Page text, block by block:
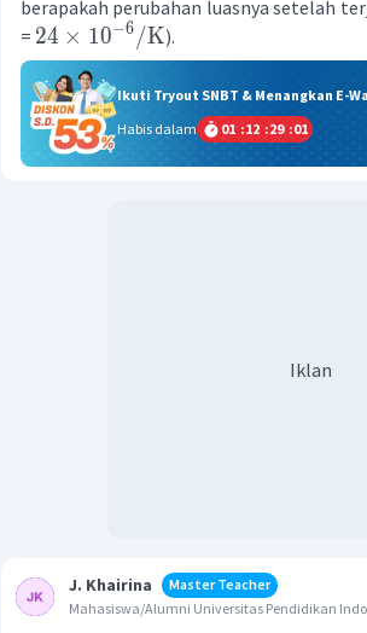
berapakah perubahan luasnya setelah
= 24 × 10−6 /K).
Ikuti Tryout SNBT & Menangkan E-
Habis dalam
01 :12 :29 :00
Iklan
J. Khairina
Master Teacher
Mahasiswa/Alumni Universitas Pendidikan